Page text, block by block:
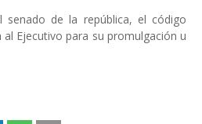
senado de la república, el código
Ejecutivo para su promulgación u